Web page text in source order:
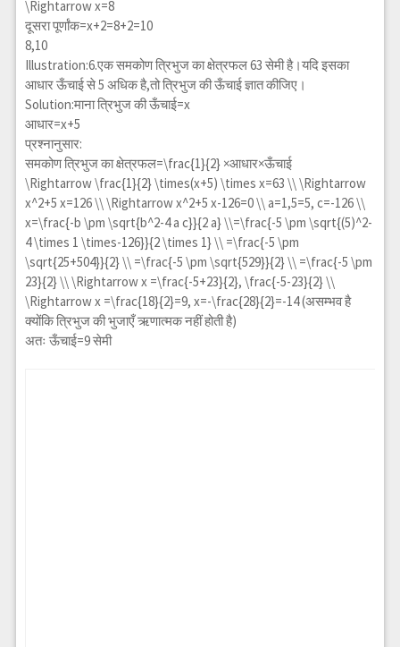
\Rightarrow x=8
दूसरा पूर्णांक=x+2=8+2=10
8,10
Illustration:6.एक समकोण त्रिभुज का क्षेत्रफल 63 सेमी है।यदि इसका
आधार ऊँचाई से 5 अधिक है,तो त्रिभुज की ऊँचाई ज्ञात कीजिए।
Solution:माना त्रिभुज की ऊँचाई=x
आधार=x+5
प्रश्नानुसार:
समकोण त्रिभुज का क्षेत्रफल=\frac{1}{2}×आधार×ऊँचाई
\Rightarrow \frac{1}{2} \times(x+5) \times x=63 \\ \Rightarrow
x^2+5 x=126 \\ \Rightarrow x^2+5 x-126=0 \\ a=1,5=5, c=-126 \\
x=\frac{-b \pm \sqrt{b^2-4 a c}}{2 a} \\=\frac{-5 \pm \sqrt{(5)^2-
4 \times 1 \times-126}}{2 \times 1} \\ =\frac{-5 \pm
\sqrt{25+504}}{2} \\ =\frac{-5 \pm \sqrt{529}}{2} \\ =\frac{-5 \pm
23}{2} \\ \Rightarrow x =\frac{-5+23}{2}, \frac{-5-23}{2} \\
\Rightarrow x =\frac{18}{2}=9, x=-\frac{28}{2}=-14(असम्भव है
क्योंकि त्रिभुज की भुजाएँ ऋणात्मक नहीं होती है)
अतः ऊँचाई=9 सेमी